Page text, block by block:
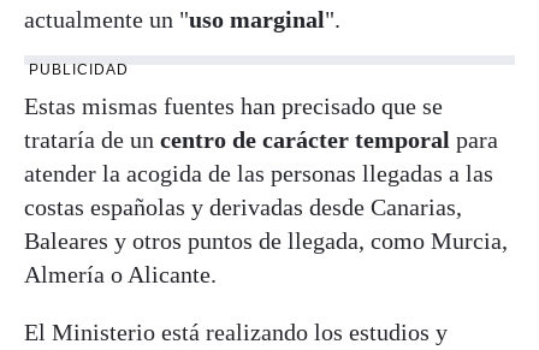
actualmente un "uso marginal".
PUBLICIDAD
Estas mismas fuentes han precisado que se
trataría de un centro de carácter temporal para
atender la acogida de las personas llegadas a las
costas españolas y derivadas desde Canarias,
Baleares y otros puntos de llegada, como Murcia,
Almería o Alicante.
El Ministerio está realizando los estudios y